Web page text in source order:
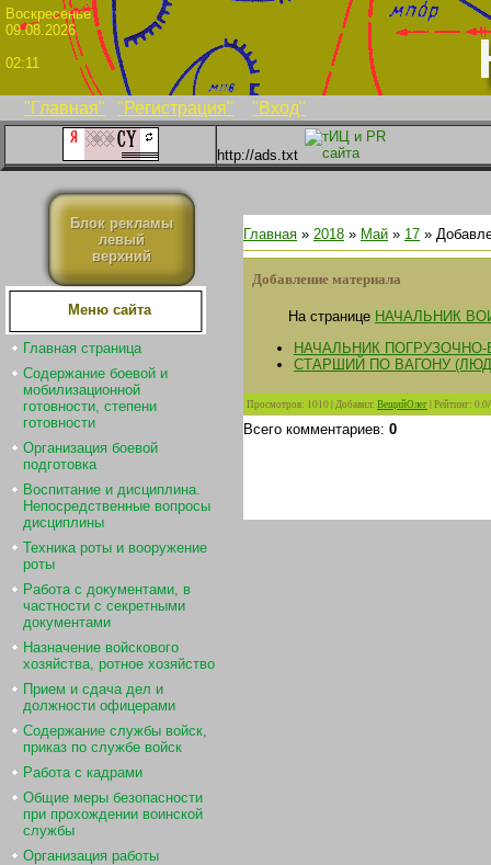
"Главная" "Регистрация" "Вход"
09.08.2026
02:11
http://ads.txt
Блок рекламы
левый
верхний
Меню сайта
Главная страница
Содержание боевой и
мобилизационной
готовности, степени
готовности
Организация боевой
подготовка
Воспитание и дисциплина.
Непосредственные вопросы
дисциплины
Техника роты и вооружение
роты
Работа с документами, в
частности с секретными
документами
Назначение войскового
хозяйства, ротное хозяйство
Прием и сдача дел и
должности офицерами
Содержание службы войск,
приказ по службе войск
Работа с кадрами
Общие меры безопасности
при прохождении воинской
службы
Организация работы
Главная » 2018 » Май » 17 »
Добавление материала
На странице НАЧАЛЬНИК
НАЧАЛЬНИК
СТАРШИЙ ПО ВАГОНУ
Просмотров: 1010|Добавил: ВещийОлег|Рейтинг: 0.0/
Всего комментариев: 0